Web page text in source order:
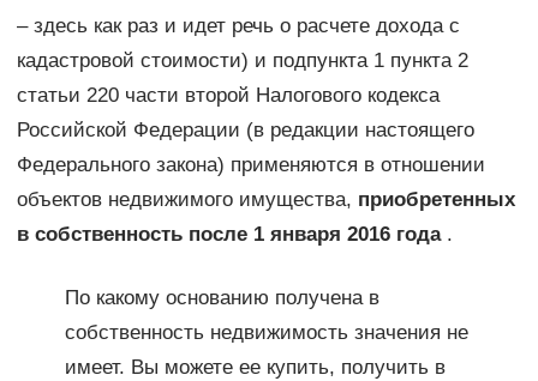
– здесь как раз и идет речь о расчете дохода с
кадастровой стоимости) и подпункта 1 пункта 2
статьи 220 части второй Налогового кодекса
Российской Федерации (в редакции настоящего
Федерального закона) применяются в отношении
объектов недвижимого имущества, приобретенных
в собственность после 1 января 2016 года.
По какому основанию получена в
собственность недвижимость значения не
имеет. Вы можете ее купить, получить в